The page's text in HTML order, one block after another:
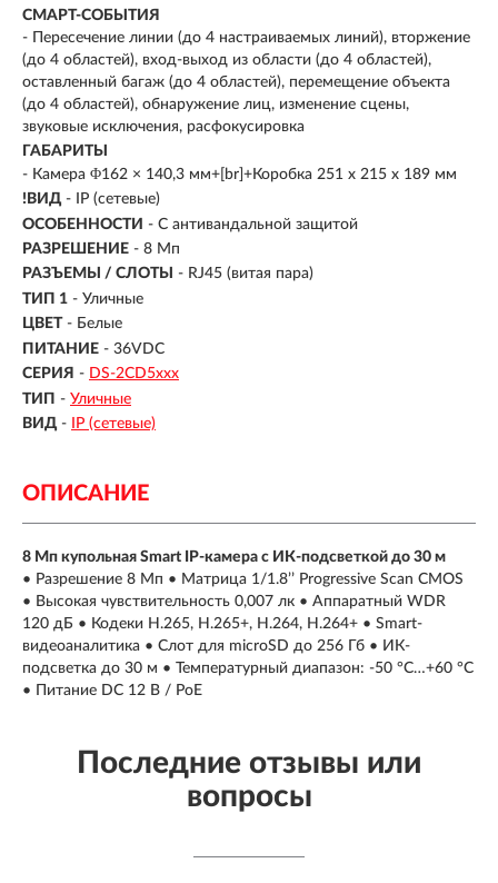
СМАРТ-СОБЫТИЯ
- Пересечение линии (до 4 настраиваемых линий), вторжение
(до 4 областей), вход-выход из области (до 4 областей),
оставленный багаж (до 4 областей), перемещение объекта
(до 4 областей), обнаружение лиц, изменение сцены,
звуковые исключения, расфокусировка
ГАБАРИТЫ
- Камера Φ162 × 140,3 мм+[br]+Коробка 251 х 215 х 189 мм
!ВИД - IP (сетевые)
ОСОБЕННОСТИ - С антивандальной защитой
РАЗРЕШЕНИЕ - 8 Мп
РАЗЪЕМЫ / СЛОТЫ
- RJ45 (витая пара)
ТИП 1 - Уличные
ЦВЕТ - Белые
ПИТАНИЕ - 36VDC
СЕРИЯ - DS-2CD5ххх
ТИП - Уличные
ВИД - IP (сетевые)
ОПИСАНИЕ
8 Мп купольная Smart IP-камера с ИК-подсветкой до 30 м
• Разрешение 8 Мп • Матрица 1/1.8’’ Progressive Scan CMOS
• Высокая чувствительность 0,007 лк • Аппаратный WDR
120 дБ • Кодеки H.265, H.265+, H.264, H.264+ • Smart-
видеоаналитика • Слот для microSD до 256 Гб • ИК-
подсветка до 30 м • Температурный диапазон: -50 °C…+60 °C
• Питание DC 12 В / PoE
Последние отзывы или
вопросы